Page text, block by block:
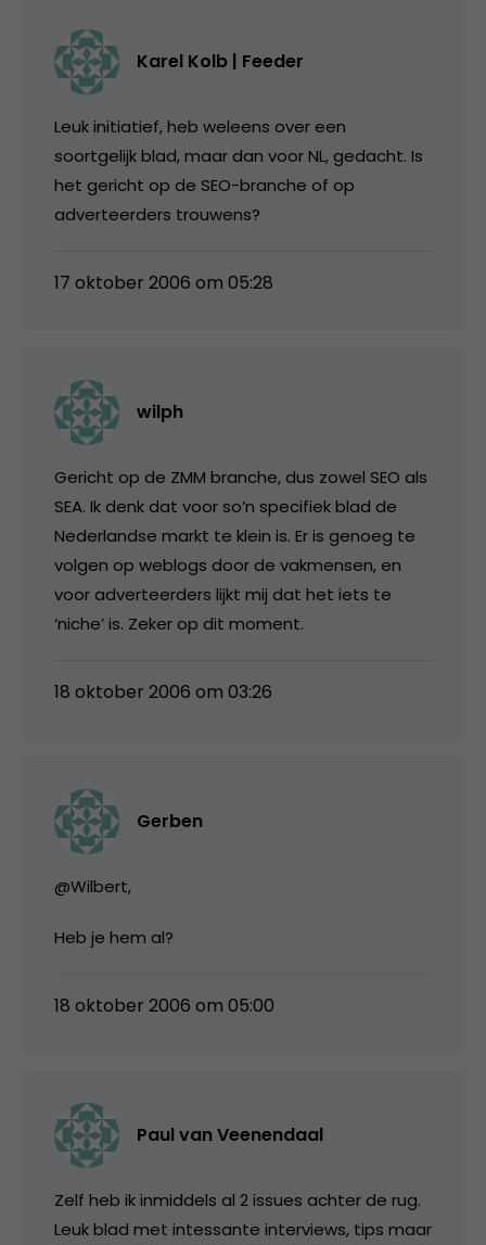
Karel Kolb | Feeder
Leuk initiatief, heb weleens over een
soortgelijk blad, maar dan voor NL, gedacht. Is
het gericht op de SEO-branche of op
adverteerders trouwens?
17 oktober 2006 om 05:28
wilph
Gericht op de ZMM branche, dus zowel SEO als
SEA. Ik denk dat voor so’n specifiek blad de
Nederlandse markt te klein is. Er is genoeg te
volgen op weblogs door de vakmensen, en
voor adverteerders lijkt mij dat het iets te
‘niche’ is. Zeker op dit moment.
18 oktober 2006 om 03:26
Gerben
@Wilbert,
Heb je hem al?
18 oktober 2006 om 05:00
Paul van Veenendaal
Zelf heb ik inmiddels al 2 issues achter de rug.
Leuk blad met intessante interviews, tips maar